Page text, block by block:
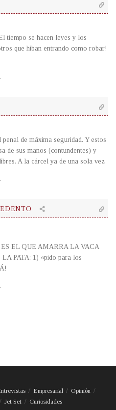
tiempo se hacen leyes y los
que hiban entrando como robar!
de máxima seguridad. Y estos
de sus manos (contundentes) y
A la cárcel ya de una sola vez
EL QUE AMARRA LA VACA
PATA: 1) «pido para los
Empresarial
Opinión
Jet Set Curiosidades